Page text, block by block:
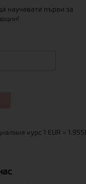
научавате първи за